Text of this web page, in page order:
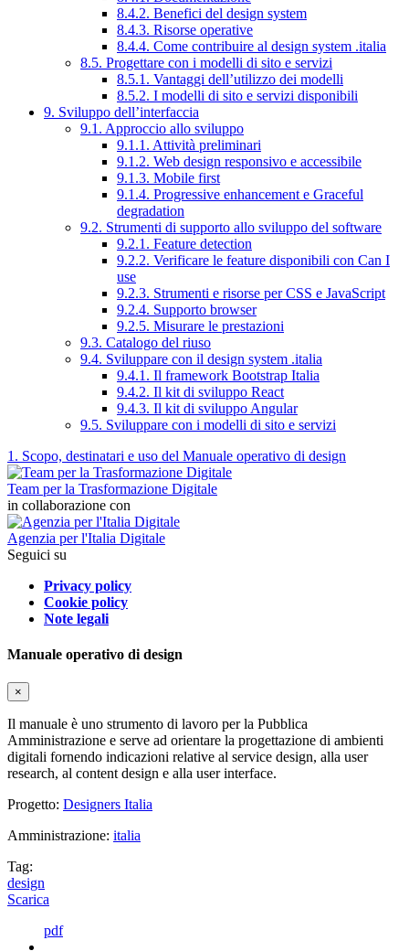
8.4.2. Benefici del design system
8.4.3. Risorse operative
8.4.4. Come contribuire al design system .italia
8.5. Progettare con i modelli di sito e servizi
8.5.1. Vantaggi dell’utilizzo dei modelli
8.5.2. I modelli di sito e servizi disponibili
9. Sviluppo dell’interfaccia
9.1. Approccio allo sviluppo
9.1.1. Attività preliminari
9.1.2. Web design responsivo e accessibile
9.1.3. Mobile first
9.1.4. Progressive enhancement e Graceful
degradation
9.2. Strumenti di supporto allo sviluppo del software
9.2.1. Feature detection
9.2.2. Verificare le feature disponibili con Can I
use
9.2.3. Strumenti e risorse per CSS e JavaScript
9.2.4. Supporto browser
9.2.5. Misurare le prestazioni
9.3. Catalogo del riuso
9.4. Sviluppare con il design system .italia
9.4.1. Il framework Bootstrap Italia
9.4.2. Il kit di sviluppo React
9.4.3. Il kit di sviluppo Angular
9.5. Sviluppare con i modelli di sito e servizi
1. Scopo, destinatari e uso del Manuale operativo di design
Team per la Trasformazione Digitale
in collaborazione con
Agenzia per l'Italia Digitale
Seguici su
Privacy policy
Cookie policy
Note legali
Manuale operativo di design
×
Il manuale è uno strumento di lavoro per la Pubblica
Amministrazione e serve ad orientare la progettazione di ambienti
digitali fornendo indicazioni relative al service design, alla user
research, al content design e alla user interface.
Progetto: Designers Italia
Amministrazione: italia
Tag:
design
Scarica
pdf